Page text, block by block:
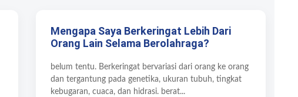
Mengapa Saya Berkeringat Lebih Dari
Orang Lain Selama Berolahraga?
belum tentu. Berkeringat bervariasi dari orang ke orang
dan tergantung pada genetika, ukuran tubuh, tingkat
kebugaran, cuaca, dan hidrasi. berat...